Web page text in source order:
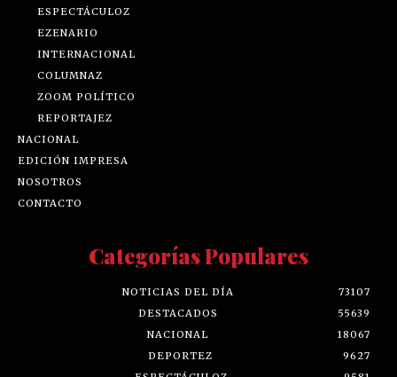
ESPECTÁCULOZ
EZENARIO
INTERNACIONAL
COLUMNAZ
ZOOM POLÍTICO
REPORTAJEZ
NACIONAL
EDICIÓN IMPRESA
NOSOTROS
CONTACTO
Categorías Populares
NOTICIAS DEL DÍA
73107
DESTACADOS
55639
NACIONAL
18067
DEPORTEZ
9627